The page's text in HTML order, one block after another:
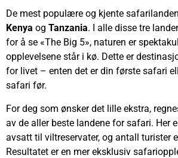
De mest populære og kjente
Kenya og Tanzania. I alle disse tre
for å se «The Big 5», naturen er
opplevelsene står i kø. Dette er
for livet – enten det er din første safari
safari før.
For deg som ønsker det lille ekstra,
av de aller beste landene for safari. Her
avsatt til viltreservater, og antall turister
Resultatet er en mer eksklusiv